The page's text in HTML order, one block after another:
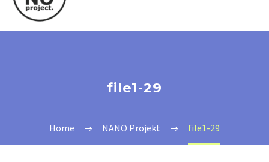
file1-29
Home NANO Projekt file1-29